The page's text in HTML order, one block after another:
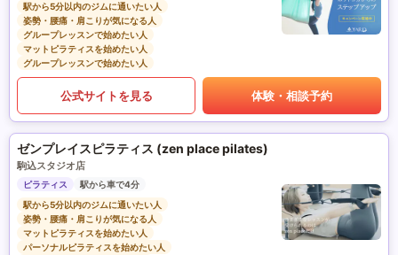
駅から5分以内のジムに通いたい人
姿勢・腰痛・肩こりが気になる人
グループレッスンで始めたい人
マットピラティスを始めたい人
グループレッスンで始めたい人
公式サイトを見る 体験・相談予約
ゼンプレイスピラティス (zen place pilates)
駒込スタジオ店
ピラティス
駅から車で4分
駅から5分以内のジムに通いたい人
姿勢・腰痛・肩こりが気になる人
マットピラティスを始めたい人
パーソナルピラティスを始めたい人